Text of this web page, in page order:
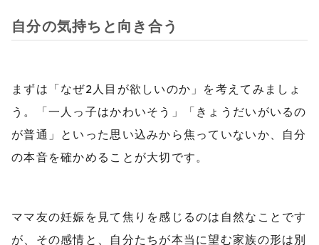
自分の気持ちと向き合う
まずは「なぜ2人目が欲しいのか」を考えてみましょ
う。「一人っ子はかわいそう」「きょうだいがいるの
が普通」といった思い込みから焦っていないか、自分
の本音を確かめることが大切です。
ママ友の妊娠を見て焦りを感じるのは自然なことです
が、その感情と、自分たちが本当に望む家族の形は別